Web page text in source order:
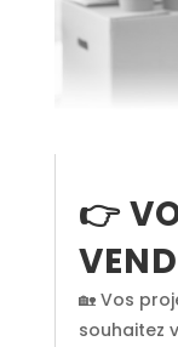
👉
🏡 Vos
souhaitez